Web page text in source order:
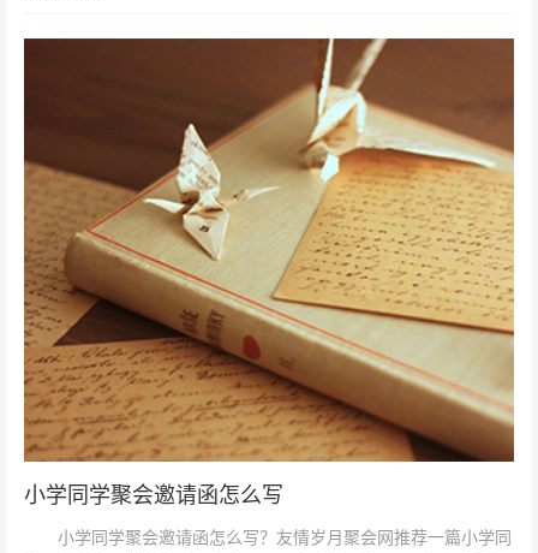
小学同学聚会邀请函怎么写
小学同学聚会邀请函怎么写？友情岁月聚会网推荐一篇小学同